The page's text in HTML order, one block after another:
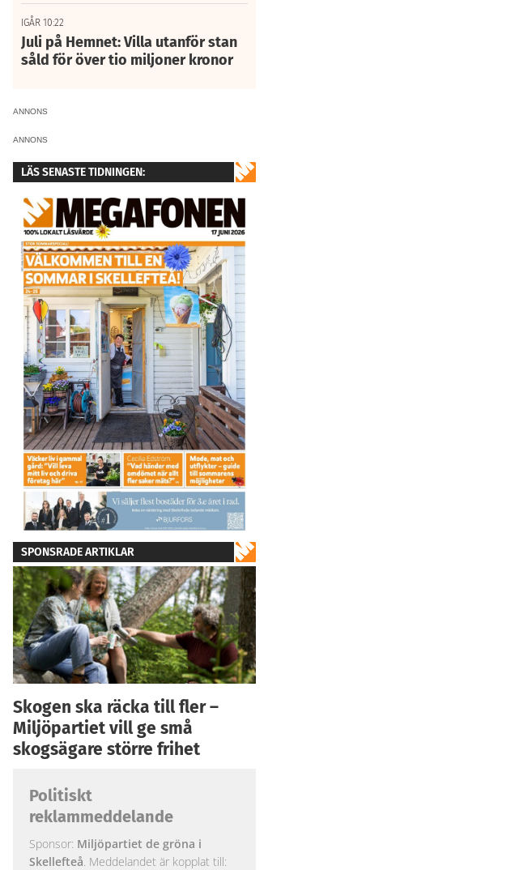
IGÅR 10:22
Juli på Hemnet: Villa utanför stan
såld för över tio miljoner kronor
ANNONS
ANNONS
LÄS SENASTE TIDNINGEN:
SPONSRADE ARTIKLAR
Skogen ska räcka till fler –
Miljöpartiet vill ge små
skogsägare större frihet
Politiskt
reklammeddelande
Sponsor: Miljöpartiet de gröna i
Skellefteå. Meddelandet är kopplat till: